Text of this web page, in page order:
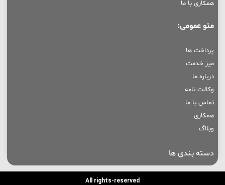
همکاری با ما
منو عمومی:
پرداخت ها
میز خدمت
درباره ما
وکالت نامه
تماس با ما
همکاری
وبلاگ
دسته بندی ها
All rights-reserved